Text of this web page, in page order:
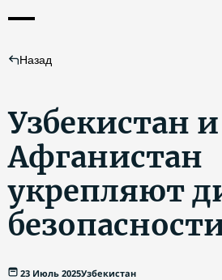
Назад
Узбекистан и
Афганистан
укрепляют
23 Июль 2025Узбекистан